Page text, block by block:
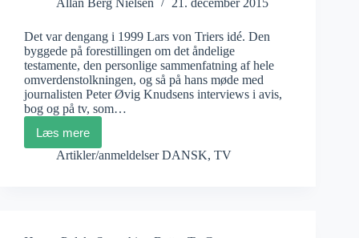
Allan Berg Nielsen
21. december 2015
Det var dengang i 1999 Lars von Triers idé. Den
byggede på forestillingen om det åndelige
testamente, den personlige sammenfatning af hele
omverdenstolkningen, og så på hans møde med
journalisten Peter Øvig Knudsens interviews i avis,
bog og på tv, som…
Læs mere
Peter
Øvig
Artikler/anmeldelser DANSK, TV